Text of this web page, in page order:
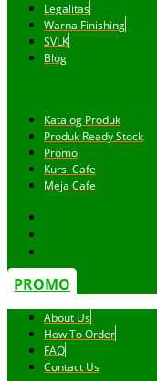
Legalitas
Warna Finishing
SVLK
Blog
Katalog Produk
Produk Ready Stock
Promo
Kursi Cafe
Meja Cafe
PROMO
About Us
How To Order
FAQ
Contact Us